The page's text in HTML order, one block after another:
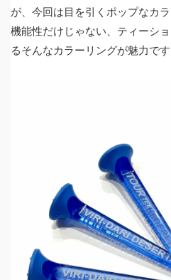
が、今回は目を引くポップなカ
機能性だけじゃない、ティーシ
るそんなカラーリングが魅力です